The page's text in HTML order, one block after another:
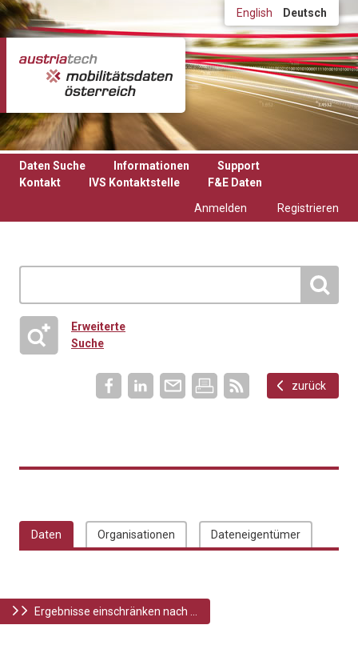
Direkt zum Inhalt English Deutsch
Daten Suche Informationen
Support
Kontakt
IVS Kontaktstelle
F&E Daten
Anmelden
Registrieren
Erweiterte
Suche
zurück
Daten Organisationen Dateneigentümer
Ergebnisse einschränken nach ...